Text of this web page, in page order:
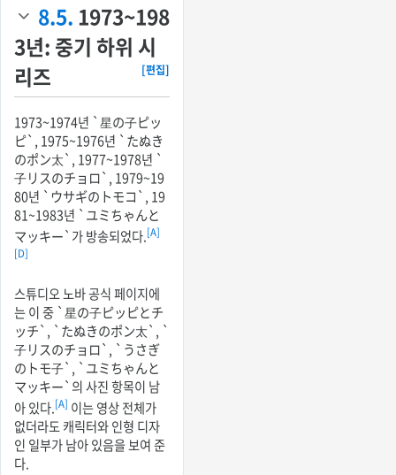
8.5. 1973~198
3년: 중기 하위 시
리즈
[편집]
1973~1974년 `星の子ピッ
ピ`, 1975~1976년 `たぬき
のポン太`, 1977~1978년 `
子リスのチョロ`, 1979~19
80년 `ウサギのトモコ`, 19
81~1983년 `ユミちゃんと
マッキー`가 방송되었다.[A]
[D]
스튜디오 노바 공식 페이지에
는 이 중 `星の子ピッピとチ
ッチ`, `たぬきのポン太`, `
子リスのチョロ`, `うさぎ
のトモ子`, `ユミちゃんと
マッキー`의 사진 항목이 남
아 있다.[A] 이는 영상 전체가
없더라도 캐릭터와 인형 디자
인 일부가 남아 있음을 보여 준
다.